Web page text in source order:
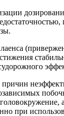
при